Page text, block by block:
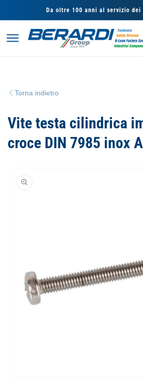
direttamente
ai contenuti
Da oltre 100 anni al servizio
Torna indietro
Vite testa cilindrica
croce DIN 7985 inox
sul prodotto